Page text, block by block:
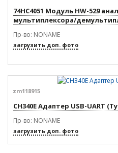
74HC4051 Модуль HW-529
мультиплексора/
Пр-во: NONAME
загрузить доп. фото
zm118915
CH340E Адаптер USB-UART
Пр-во: NONAME
загрузить доп. фото